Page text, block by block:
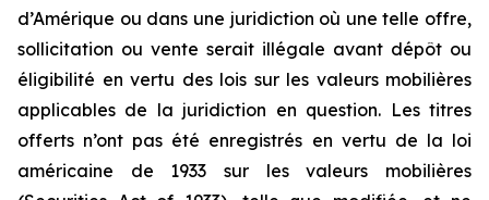
d’Amérique ou dans une juridiction où une telle offre,
sollicitation ou vente serait illégale avant dépôt ou
éligibilité en vertu des lois sur les valeurs mobilières
applicables de la juridiction en question. Les titres
offerts n’ont pas été enregistrés en vertu de la loi
américaine de 1933 sur les valeurs mobilières